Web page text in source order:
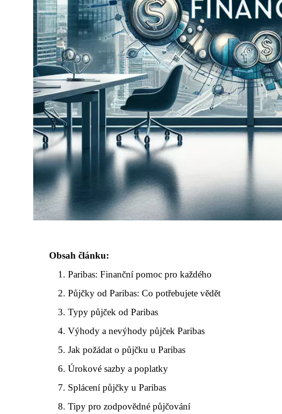
Obsah článku:
Paribas: Finanční pomoc pro každého
Půjčky od Paribas: Co potřebujete vědět
Typy půjček od Paribas
Výhody a nevýhody půjček Paribas
Jak požádat o půjčku u Paribas
Úrokové sazby a poplatky
Splácení půjčky u Paribas
Tipy pro zodpovědné půjčování